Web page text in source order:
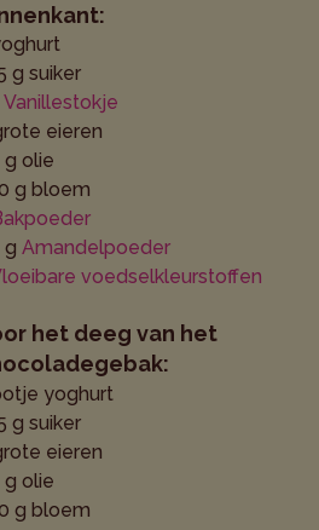
g suiker
Vanillestokje
eieren
g olie
g bloem
g Amandelpoeder
voedselkleurstoffen
het deeg van het
yoghurt
g suiker
eieren
g olie
g bloem